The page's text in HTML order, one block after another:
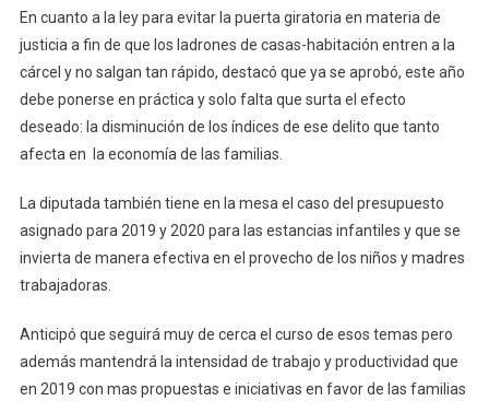
En cuanto a la ley para evitar la puerta giratoria en materia de
justicia a fin de que los ladrones de casas-habitación entren a la
cárcel y no salgan tan rápido, destacó que ya se aprobó, este año
debe ponerse en práctica y solo falta que surta el efecto
deseado: la disminución de los índices de ese delito que tanto
afecta en la economía de las familias.
La diputada también tiene en la mesa el caso del presupuesto
asignado para 2019 y 2020 para las estancias infantiles y que se
invierta de manera efectiva en el provecho de los niños y madres
trabajadoras.
Anticipó que seguirá muy de cerca el curso de esos temas pero
además mantendrá la intensidad de trabajo y productividad que
en 2019 con mas propuestas e iniciativas en favor de las familias